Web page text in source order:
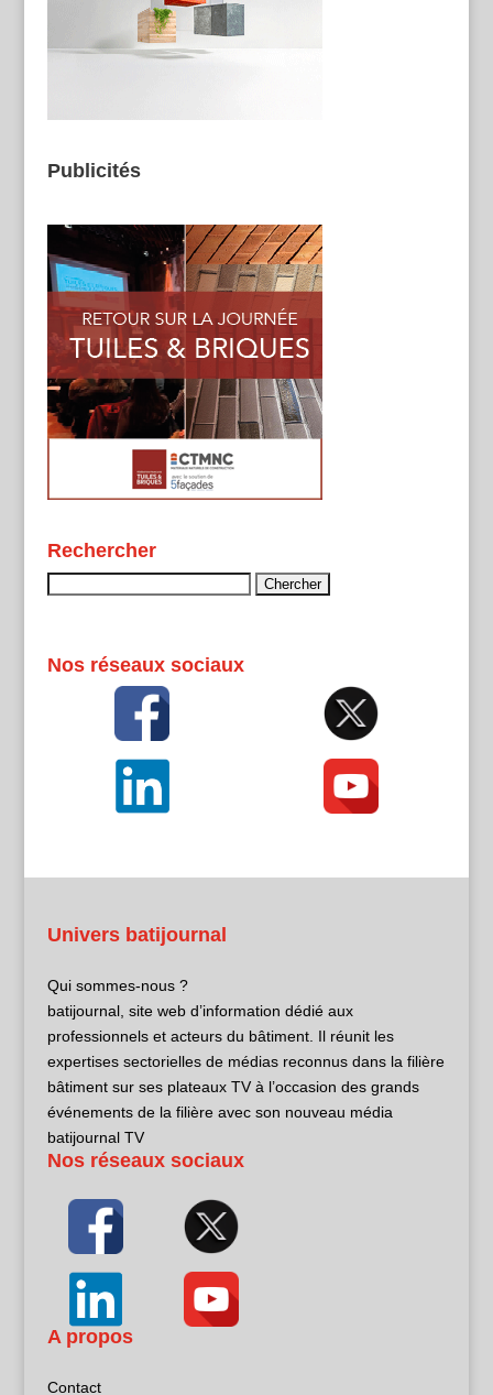
Publicités
Rechercher
Nos réseaux sociaux
Univers batijournal
Qui sommes-nous ?
batijournal, site web d’information dédié aux
professionnels et acteurs du bâtiment. Il réunit les
expertises sectorielles de médias reconnus dans la filière
bâtiment sur ses plateaux TV à l’occasion des grands
événements de la filière avec son nouveau média
batijournal TV
Nos réseaux sociaux
A propos
Contact